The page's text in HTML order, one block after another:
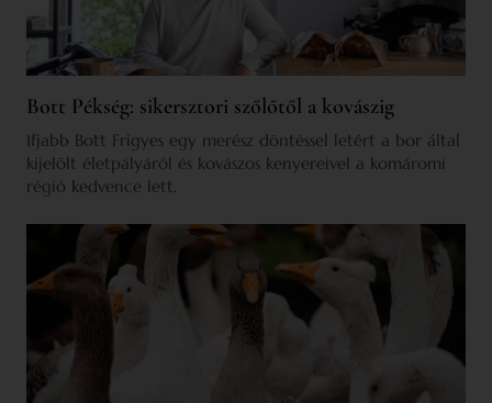
Bott Pékség: sikersztori szőlőtől a kovászig
Ifjabb Bott Frigyes egy merész döntéssel letért a bor által
kijelölt életpályáról és kovászos kenyereivel a komáromi
régió kedvence lett.